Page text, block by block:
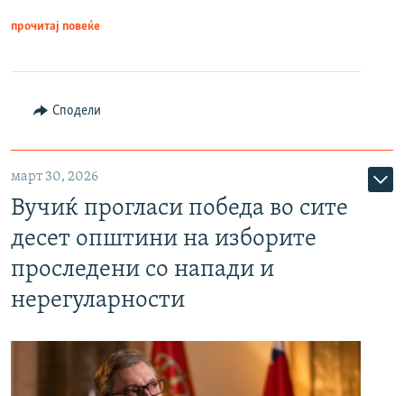
прочитај повеќе
Сподели
март 30, 2026
Вучиќ прогласи победа во сите
десет општини на изборите
проследени со напади и
нерегуларности